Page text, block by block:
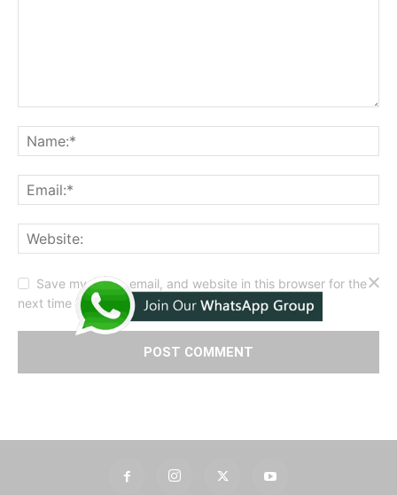
Save my name, email, and website in this browser for the
next time I comment.